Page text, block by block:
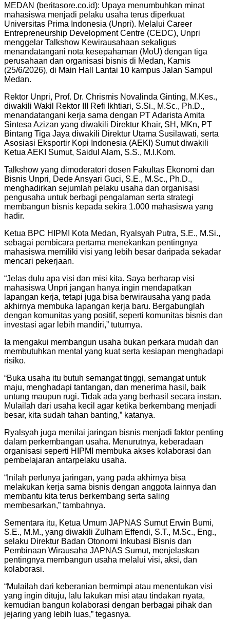
MEDAN (beritasore.co.id): Upaya menumbuhkan minat
mahasiswa menjadi pelaku usaha terus diperkuat
Universitas Prima Indonesia (Unpri). Melalui Career
Entrepreneurship Development Centre (CEDC), Unpri
menggelar Talkshow Kewirausahaan sekaligus
menandatangani nota kesepahaman (MoU) dengan tiga
perusahaan dan organisasi bisnis di Medan, Kamis
(25/6/2026), di Main Hall Lantai 10 kampus Jalan Sampul
Medan.
Rektor Unpri, Prof. Dr. Chrismis Novalinda Ginting, M.Kes.,
diwakili Wakil Rektor III Refi Ikhtiari, S.Si., M.Sc., Ph.D.,
menandatangani kerja sama dengan PT Adarista Amita
Sintesa Azizan yang diwakili Direktur Khair, SH, MKn, PT
Bintang Tiga Jaya diwakili Direktur Utama Susilawati, serta
Asosiasi Eksportir Kopi Indonesia (AEKI) Sumut diwakili
Ketua AEKI Sumut, Saidul Alam, S.S., M.I.Kom.
Talkshow yang dimoderatori dosen Fakultas Ekonomi dan
Bisnis Unpri, Dede Ansyari Guci, S.E., M.Sc., Ph.D.,
menghadirkan sejumlah pelaku usaha dan organisasi
pengusaha untuk berbagi pengalaman serta strategi
membangun bisnis kepada sekira 1.000 mahasiswa yang
hadir.
Ketua BPC HIPMI Kota Medan, Ryalsyah Putra, S.E., M.Si.,
sebagai pembicara pertama menekankan pentingnya
mahasiswa memiliki visi yang lebih besar daripada sekadar
mencari pekerjaan.
“Jelas dulu apa visi dan misi kita. Saya berharap visi
mahasiswa Unpri jangan hanya ingin mendapatkan
lapangan kerja, tetapi juga bisa berwirausaha yang pada
akhirnya membuka lapangan kerja baru. Bergabunglah
dengan komunitas yang positif, seperti komunitas bisnis dan
investasi agar lebih mandiri,” tuturnya.
Ia mengakui membangun usaha bukan perkara mudah dan
membutuhkan mental yang kuat serta kesiapan menghadapi
risiko.
“Buka usaha itu butuh semangat tinggi, semangat untuk
maju, menghadapi tantangan, dan menerima hasil, baik
untung maupun rugi. Tidak ada yang berhasil secara instan.
Mulailah dari usaha kecil agar ketika berkembang menjadi
besar, kita sudah tahan banting,” katanya.
Ryalsyah juga menilai jaringan bisnis menjadi faktor penting
dalam perkembangan usaha. Menurutnya, keberadaan
organisasi seperti HIPMI membuka akses kolaborasi dan
pembelajaran antarpelaku usaha.
“Inilah perlunya jaringan, yang pada akhirnya bisa
melakukan kerja sama bisnis dengan anggota lainnya dan
membantu kita terus berkembang serta saling
membesarkan,” tambahnya.
Sementara itu, Ketua Umum JAPNAS Sumut Erwin Bumi,
S.E., M.M., yang diwakili Zulham Effendi, S.T., M.Sc., Eng.,
selaku Direktur Badan Otonomi Inkubasi Bisnis dan
Pembinaan Wirausaha JAPNAS Sumut, menjelaskan
pentingnya membangun usaha melalui visi, aksi, dan
kolaborasi.
“Mulailah dari keberanian bermimpi atau menentukan visi
yang ingin dituju, lalu lakukan misi atau tindakan nyata,
kemudian bangun kolaborasi dengan berbagai pihak dan
jejaring yang lebih luas,” tegasnya.